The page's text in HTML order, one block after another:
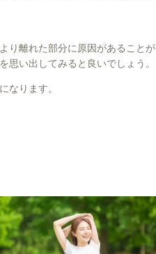
り離れた部分に原因があることが
い出してみると良いでしょう。
なります。